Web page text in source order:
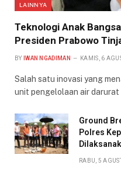
LAINNYA
Teknologi Anak
Presiden Prabowo
BY IWAN NGADIMAN KAMIS, 6
Salah satu inovasi yang
unit pengelolaan air
Ground
Polres
RABU, 5